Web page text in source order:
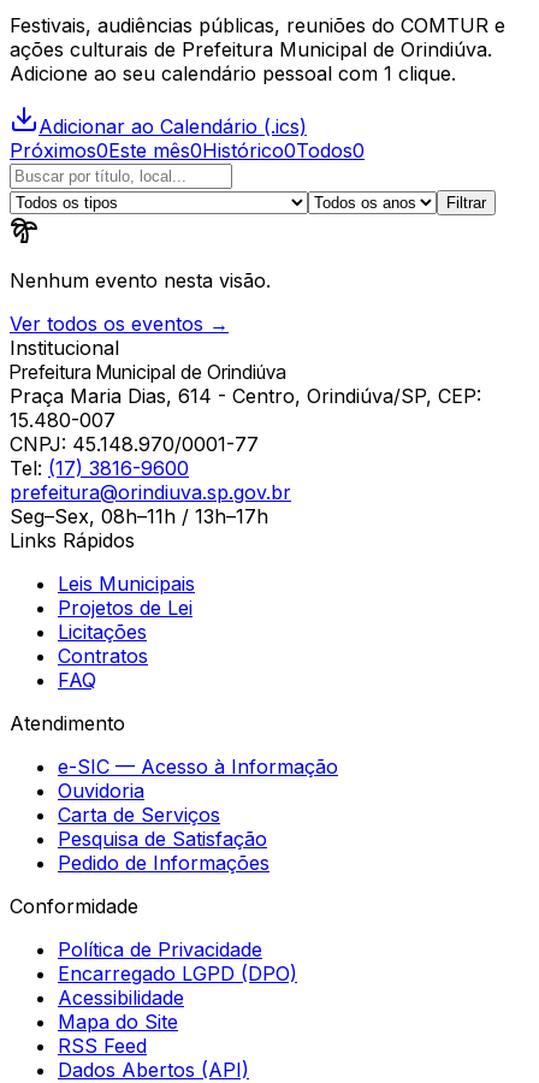
Festivais, audiências públicas, reuniões do COMTUR e
ações culturais de Prefeitura Municipal de Orindiúva.
Adicione ao seu calendário pessoal com 1 clique.
Adicionar ao Calendário (.ics)
Próximos0Este mês0Histórico0Todos0
Filtrar
Nenhum evento nesta visão.
Ver todos os eventos →
Institucional
Prefeitura Municipal de Orindiúva
Praça Maria Dias, 614 - Centro, Orindiúva/SP, CEP:
15.480-007
CNPJ: 45.148.970/0001-77
Tel: (17) 3816-9600
prefeitura@orindiuva.sp.gov.br
Seg–Sex, 08h–11h / 13h–17h
Links Rápidos
Leis Municipais
Projetos de Lei
Licitações
Contratos
FAQ
Atendimento
e-SIC — Acesso à Informação
Ouvidoria
Carta de Serviços
Pesquisa de Satisfação
Pedido de Informações
Conformidade
Política de Privacidade
Encarregado LGPD (DPO)
Acessibilidade
Mapa do Site
RSS Feed
Dados Abertos (API)